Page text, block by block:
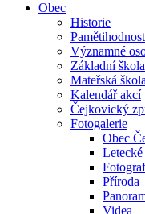
Obec
Historie
Významné
Základní
Mateřská
Kalendář akcí
Čejkovický
Fotogalerie
Obec
Příroda
Videa